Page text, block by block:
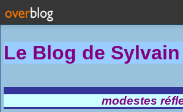
Le Blog de
modestes